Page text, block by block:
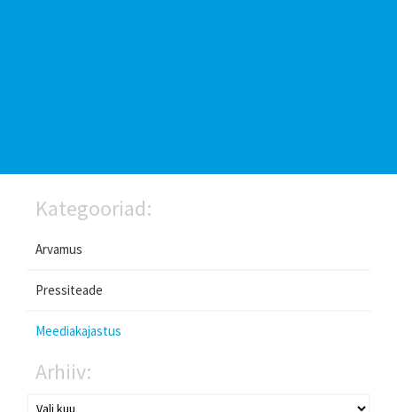
Kategooriad:
Arvamus
Pressiteade
Meediakajastus
Arhiiv: